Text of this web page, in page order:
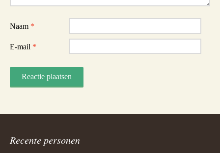
Naam *
E-mail *
Recente personen